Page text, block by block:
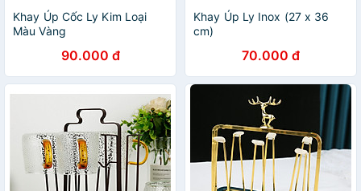
Khay Úp Cốc Ly Kim Loại
Màu Vàng
90.000 đ
Khay Úp Ly Inox (27 x 36
cm)
70.000 đ